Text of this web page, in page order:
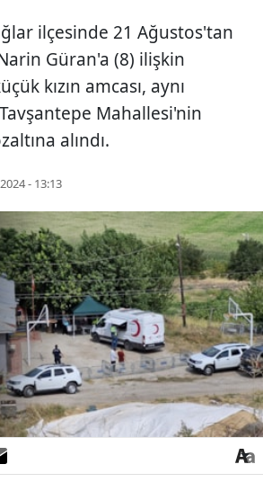
ilçesinde 21 Ağustos'tan
Güran'a (8) ilişkin
kızın amcası, aynı
Mahallesi'nin
alındı.
- 13:13